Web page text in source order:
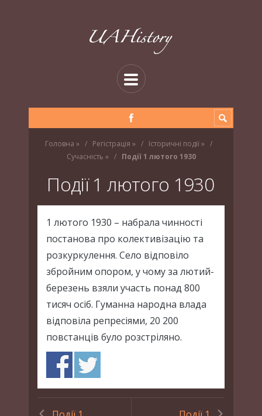
Головна » Регістрація » Історичні події»
Сучасність » Події 1 лютого 1930
Події 1 лютого 1930
1 лютого 1930 – набрала чинності
постанова про колективізацію та
розкуркулення. Село відповіло
збройним опором, у чому за лютий-
березень взяли участь понад 800
тисяч осіб. Гуманна народна влада
відповіла репресіями, 20 200
повстанців було розстріляно.